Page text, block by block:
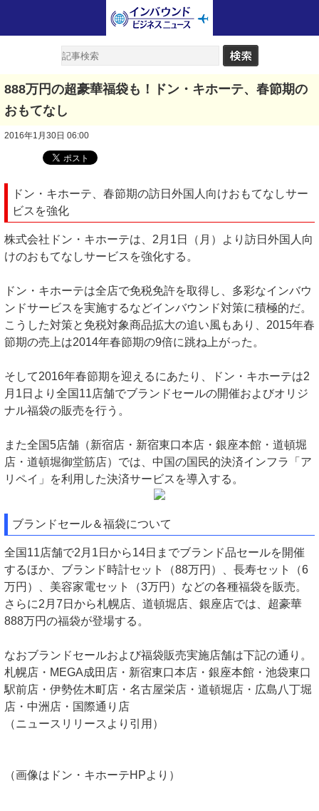
888万円の超豪華福袋も！ドン・キホーテ、春節期の
おもてなし
2016年1月30日 06:00
ドン・キホーテ、春節期の訪日外国人向けおもてなしサー
ビスを強化
株式会社ドン・キホーテは、2月1日（月）より訪日外国人向
けのおもてなしサービスを強化する。
ドン・キホーテは全店で免税免許を取得し、多彩なインバウ
ンドサービスを実施するなどインバウンド対策に積極的だ。
こうした対策と免税対象商品拡大の追い風もあり、2015年春
節期の売上は2014年春節期の9倍に跳ね上がった。
そして2016年春節期を迎えるにあたり、ドン・キホーテは2
月1日より全国11店舗でブランドセールの開催およびオリジ
ナル福袋の販売を行う。
また全国5店舗（新宿店・新宿東口本店・銀座本館・道頓堀
店・道頓堀御堂筋店）では、中国の国民的決済インフラ「ア
リペイ」を利用した決済サービスを導入する。
ブランドセール＆福袋について
全国11店舗で2月1日から14日までブランド品セールを開催
するほか、ブランド時計セット（88万円）、長寿セット（6
万円）、美容家電セット（3万円）などの各種福袋を販売。
さらに2月7日から札幌店、道頓堀店、銀座店では、超豪華
888万円の福袋が登場する。
なおブランドセールおよび福袋販売実施店舗は下記の通り。
札幌店・MEGA成田店・新宿東口本店・銀座本館・池袋東口
駅前店・伊勢佐木町店・名古屋栄店・道頓堀店・広島八丁堀
店・中洲店・国際通り店
（ニュースリリースより引用）
（画像はドン・キホーテHPより）